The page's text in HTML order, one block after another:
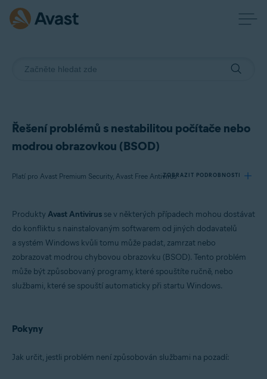
Řešení problémů s nestabilitou počítače nebo
modrou obrazovkou (BSOD)
Platí pro Avast Premium Security, Avast Free AntivirusZOBRAZIT PODROBNOSTI
Produkty:
Avast Premium Security 22.x
Avast Free Antivirus 22.x
Operační systémy:
Microsoft Windows 11 Home / Pro / Enterprise / Education
Microsoft Windows 7 Home Basic / Home Premium / Professional /
Update, 32/64bitový
Produkty Avast Antivirus se v některých případech mohou dostávat
do konfliktu s nainstalovaným softwarem od jiných dodavatelů
a systém Windows kvůli tomu může padat, zamrzat nebo
zobrazovat modrou chybovou obrazovku (BSOD). Tento problém
může být způsobovaný programy, které spouštíte ručně, nebo
službami, které se spouští automaticky při startu Windows.
Pokyny
Jak určit, jestli problém není způsobován službami na pozadí: